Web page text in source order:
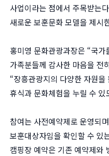
사업이라는 점에서 주목받는
새로운 보훈문화 모델을 제시
홍미영 문화관광과장은 “국
가족분들께 감사한 마음을 전
“장흥관광지의 다양한 자원
휴식과 문화체험을 누릴 수
참여는 사전예약제로 운영되
보훈대상자임을 확인할 수 있
캠핑장 예약은 기존 예약제와